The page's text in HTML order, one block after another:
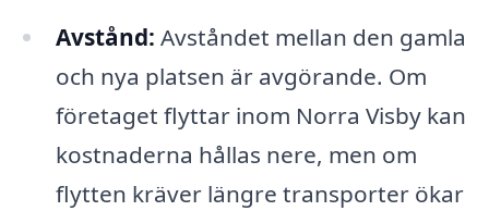
Avstånd: Avståndet mellan den gamla
och nya platsen är avgörande. Om
företaget flyttar inom Norra Visby kan
kostnaderna hållas nere, men om
flytten kräver längre transporter ökar